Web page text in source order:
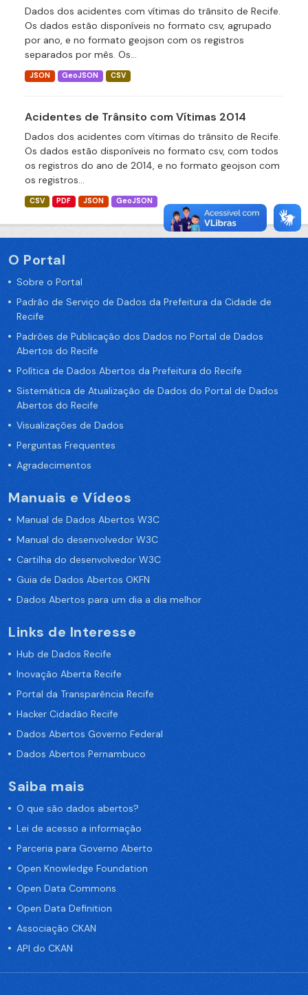
Dados dos acidentes com vítimas do trânsito de Recife.
Os dados estão disponíveis no formato csv, agrupado
por ano, e no formato geojson com os registros
separados por mês. Os...
JSON GeoJSON CSV
Acidentes de Trânsito com Vítimas 2014
Dados dos acidentes com vítimas do trânsito de Recife.
Os dados estão disponíveis no formato csv, com todos
os registros do ano de 2014, e no formato geojson com
os registros...
CSV PDF JSON GeoJSON
O Portal
Sobre o Portal
Padrão de Serviço de Dados da Prefeitura da Cidade de
Recife
Padrões de Publicação dos Dados no Portal de Dados
Abertos do Recife
Política de Dados Abertos da Prefeitura do Recife
Sistemática de Atualização de Dados do Portal de Dados
Abertos do Recife
Visualizações de Dados
Perguntas Frequentes
Agradecimentos
Manuais e Vídeos
Manual de Dados Abertos W3C
Manual do desenvolvedor W3C
Cartilha do desenvolvedor W3C
Guia de Dados Abertos OKFN
Dados Abertos para um dia a dia melhor
Links de Interesse
Hub de Dados Recife
Inovação Aberta Recife
Portal da Transparência Recife
Hacker Cidadão Recife
Dados Abertos Governo Federal
Dados Abertos Pernambuco
Saiba mais
O que são dados abertos?
Lei de acesso a informação
Parceria para Governo Aberto
Open Knowledge Foundation
Open Data Commons
Open Data Definition
Associação CKAN
API do CKAN